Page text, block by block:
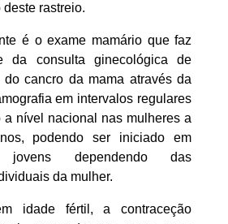
rastreio.
é o exame mamário que faz
da consulta ginecológica de
do cancro da mama através da
em intervalos regulares
a nível nacional nas mulheres a
podendo ser iniciado em
dependendo das
da mulher.
idade fértil, a contraceção